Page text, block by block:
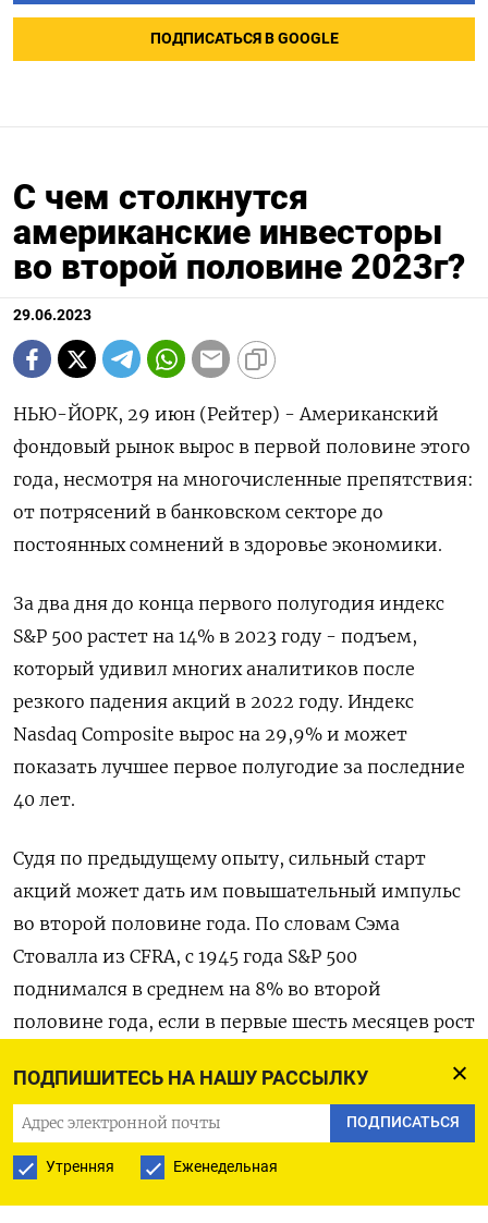
ПОДПИШИТЕСЬ НА НАШУ РАССЫЛКУ
ПОДПИСАТЬСЯ
Утренняя Еженедельная
ПОДПИСАТЬСЯ В GOOGLE
С чем столкнутся
американские инвесторы
во второй половине 2023г?
29.06.2023
НЬЮ-ЙОРК, 29 июн (Рейтер) - Американский
фондовый рынок вырос в первой половине этого
года, несмотря на многочисленные препятствия:
от потрясений в банковском секторе до
постоянных сомнений в здоровье экономики.
За два дня до конца первого полугодия индекс
S&P 500 растет на 14% в 2023 году - подъем,
который удивил многих аналитиков после
резкого падения акций в 2022 году. Индекс
Nasdaq Composite вырос на 29,9% и может
показать лучшее первое полугодие за последние
40 лет.
Судя по предыдущему опыту, сильный старт
акций может дать им повышательный импульс
во второй половине года. По словам Сэма
Стовалла из CFRA, с 1945 года S&P 500
поднимался в среднем на 8% во второй
половине года, если в первые шесть месяцев рост
Ниже следует шесть ключевых вопросов,
которые задают себе инвесторы, оценивая
перспективы рынка: